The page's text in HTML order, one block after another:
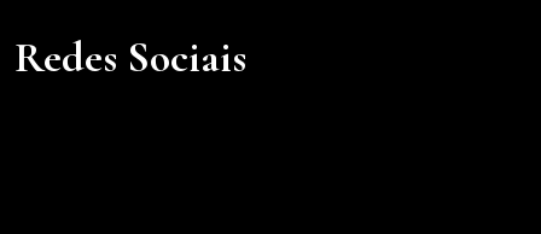
Redes Sociais